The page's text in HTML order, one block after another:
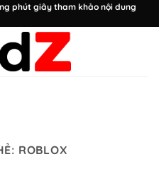
phút giây tham khảo nội dung
ROBLOX